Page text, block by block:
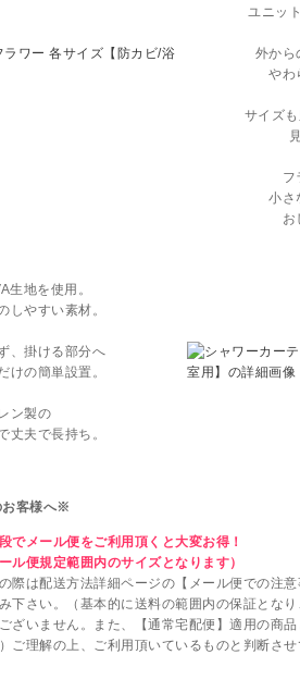
ユニッ
外から
やわ
サイズ
フ
小さ
お
生地を使用。
しやすい素材。
、掛ける部分へ
けの簡単設置。
ン製の
丈夫で長持ち。
客様へ※
でメール便をご利用頂くと大変お得！
ル便規定範囲内のサイズとなります）
際は配送方法詳細ページの【メール便での注
下さい。（基本的に送料の範囲内の保証とな
ざいません。また、【通常宅配便】適用の商
ご理解の上、ご利用頂いているものと判断さ